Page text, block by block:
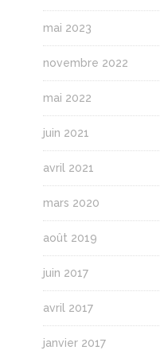
mai 2023
novembre 2022
mai 2022
juin 2021
avril 2021
mars 2020
août 2019
juin 2017
avril 2017
janvier 2017